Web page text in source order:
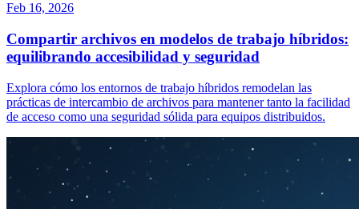
Feb 16, 2026
Compartir archivos en modelos de trabajo híbridos:
equilibrando accesibilidad y seguridad
Explora cómo los entornos de trabajo híbridos remodelan las
prácticas de intercambio de archivos para mantener tanto la facilidad
de acceso como una seguridad sólida para equipos distribuidos.